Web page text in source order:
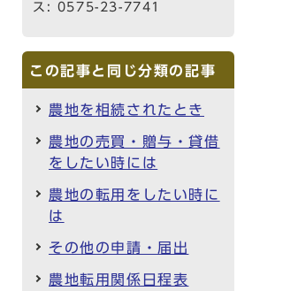
ス: 0575-23-7741
この記事と同じ分類の記事
農地を相続されたとき
農地の売買・贈与・貸借
をしたい時には
農地の転用をしたい時に
は
その他の申請・届出
農地転用関係日程表